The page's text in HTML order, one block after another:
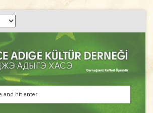
Adıge Kültür
Derneği